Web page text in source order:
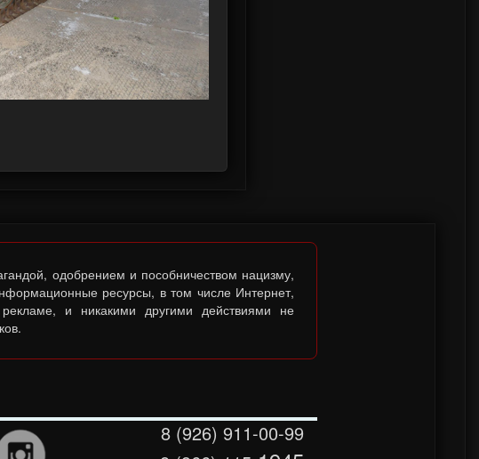
одобрением и пособничеством нацизму,
ресурсы, в том числе Интернет,
и никакими другими действиями не
8 (926) 911-00-99